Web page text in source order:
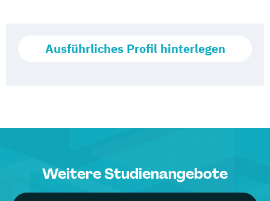
Ausführliches Profil hinterlegen
Weitere Studienangebote